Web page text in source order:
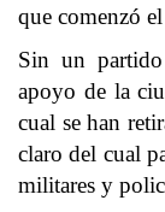
que comenzó
Sin un
apoyo de la
cual se han
claro del cual
militares y